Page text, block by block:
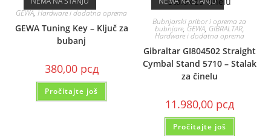
GEWA,Hardware i dodatna oprema
GEWA Tuning Key – Ključ za
bubanj
380,00 рсд
Pročitajte još
Bubnjarski pribor i oprema za
bubnjare, GEWA, GIBRALTAR,
Hardware i dodatna oprema
Gibraltar GI804502 Straight
Cymbal Stand 5710 – Stalak
za činelu
11.980,00 рсд
Pročitajte još